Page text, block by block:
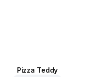
Pizza Teddy